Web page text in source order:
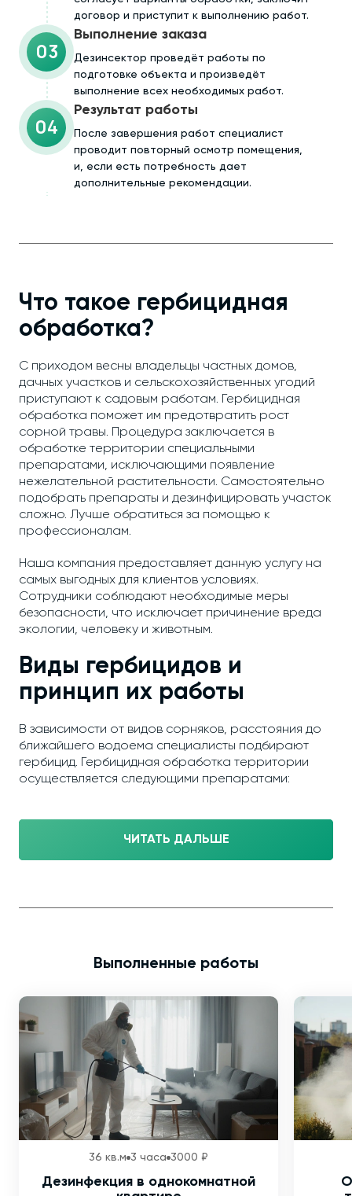
договор и приступит к выполнению работ.
03
Выполнение заказа
Дезинсектор проведёт работы по
подготовке объекта и произведёт
выполнение всех необходимых работ.
04
Результат работы
После завершения работ специалист
проводит повторный осмотр помещения,
и, если есть потребность дает
дополнительные рекомендации.
Что такое гербицидная
обработка?
С приходом весны владельцы частных домов,
дачных участков и сельскохозяйственных угодий
приступают к садовым работам. Гербицидная
обработка поможет им предотвратить рост
сорной травы. Процедура заключается в
обработке территории специальными
препаратами, исключающими появление
нежелательной растительности. Самостоятельно
подобрать препараты и дезинфицировать участок
сложно. Лучше обратиться за помощью к
профессионалам.
Наша компания предоставляет данную услугу на
самых выгодных для клиентов условиях.
Сотрудники соблюдают необходимые меры
безопасности, что исключает причинение вреда
экологии, человеку и животным.
Виды гербицидов и
принцип их работы
В зависимости от видов сорняков, расстояния до
ближайшего водоема специалисты подбирают
гербицид. Гербицидная обработка территории
осуществляется следующими препаратами:
ЧИТАТЬ ДАЛЬШЕ
Выполненные работы
36 кв.м 3 часа 3000 ₽
Дезинфекция в однокомнатной